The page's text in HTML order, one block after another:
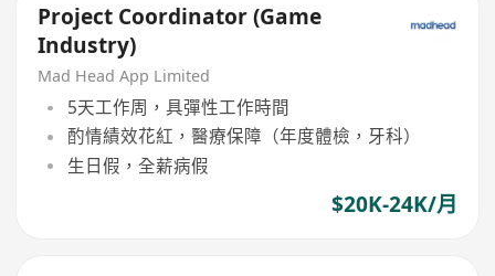
Project Coordinator (Game
Industry)
Mad Head App Limited
5天工作周，具彈性工作時間
酌情績效花紅，醫療保障（年度體檢，牙科）
生日假，全薪病假
$20K-24K/月